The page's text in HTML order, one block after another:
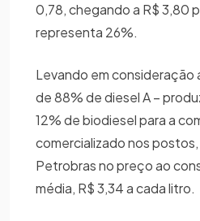
0,78, chegando a R$ 3,80
representa 26%.
Levando em consideração
de 88% de diesel A –
12% de biodiesel para a
comercializado nos postos,
Petrobras no preço ao
média, R$ 3,34 a cada litro.